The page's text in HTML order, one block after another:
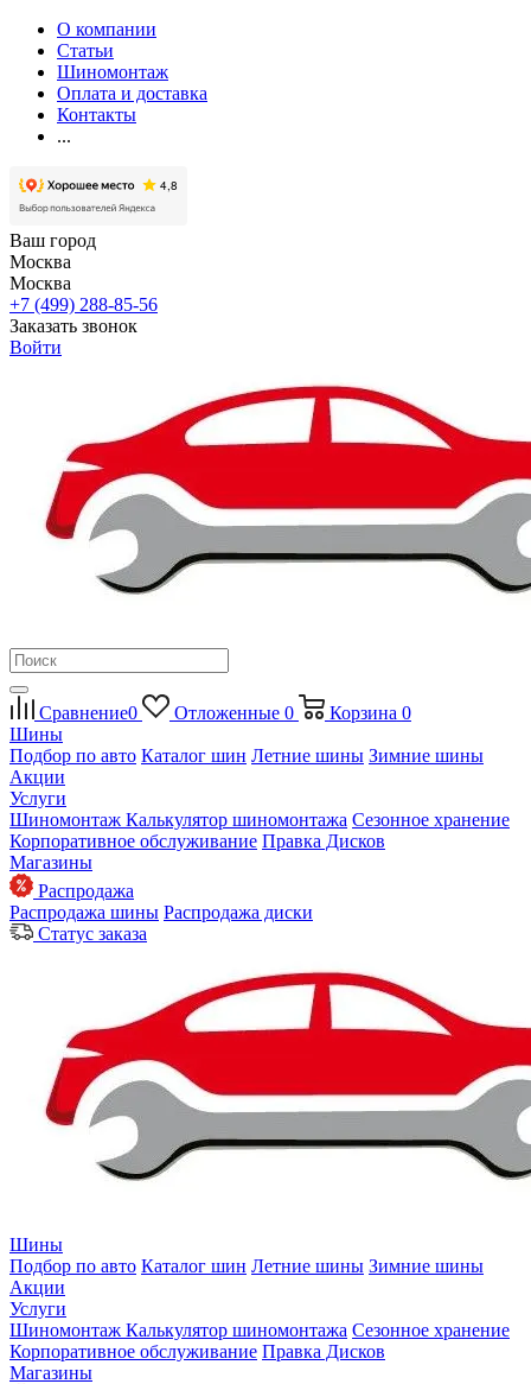
О компании
Статьи
Шиномонтаж
Оплата и доставка
Контакты
...
Ваш город
Москва
Москва
+7 (499) 288-85-56
Заказать звонок
Войти
Сравнение0 Отложенные 0 Корзина 0
Шины
Подбор по авто Каталог шин Летние шины Зимние шины
Акции
Услуги
Шиномонтаж Калькулятор шиномонтажа Сезонное хранение
Корпоративное обслуживание Правка Дисков
Магазины
Распродажа
Распродажа шины Распродажа диски
Статус заказа
Шины
Подбор по авто Каталог шин Летние шины Зимние шины
Акции
Услуги
Шиномонтаж Калькулятор шиномонтажа Сезонное хранение
Корпоративное обслуживание Правка Дисков
Магазины